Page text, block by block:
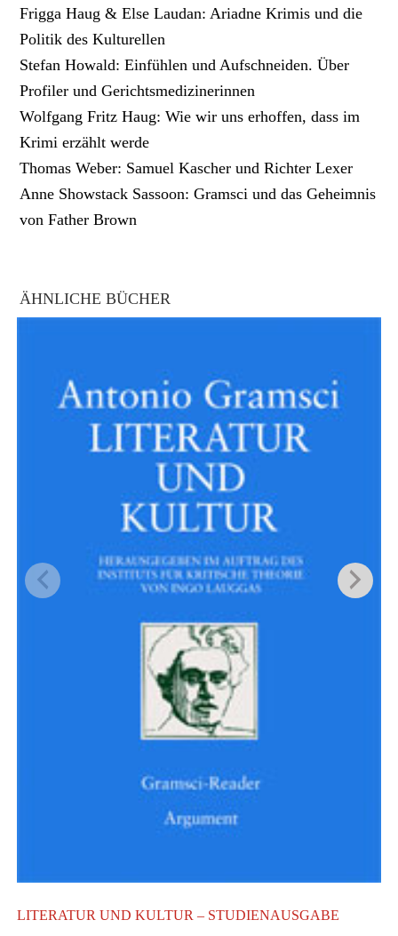
Frigga Haug & Else Laudan: Ariadne Krimis und die
Politik des Kulturellen
Stefan Howald: Einfühlen und Aufschneiden. Über
Profiler und Gerichtsmedizinerinnen
Wolfgang Fritz Haug: Wie wir uns erhoffen, dass im
Krimi erzählt werde
Thomas Weber: Samuel Kascher und Richter Lexer
Anne Showstack Sassoon: Gramsci und das Geheimnis
von Father Brown
ÄHNLICHE BÜCHER
LITERATUR UND KULTUR – STUDIENAUSGABE